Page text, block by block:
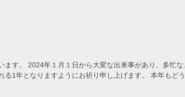
ます。 2024年１月１日から大変な出来事があり、多忙
る1年となりますようにお祈り申し上げます。 本年もど